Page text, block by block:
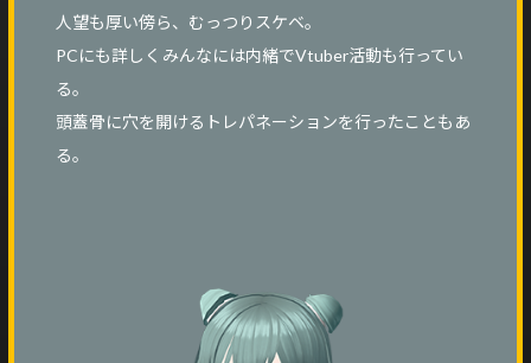
人望も厚い傍ら、むっつりスケベ。
PCにも詳しくみんなには内緒でVtuber活動も行ってい
る。
頭蓋骨に穴を開けるトレパネーションを行ったこともあ
る。